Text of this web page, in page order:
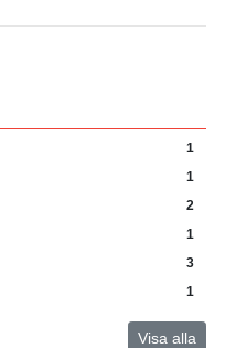
1
1
2
1
3
1
Visa alla